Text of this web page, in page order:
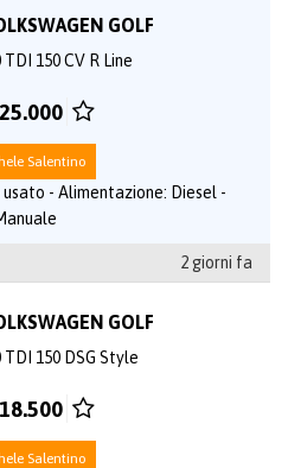
GOLF
TDI 150 CV R Line
Salentino
- Alimentazione: Diesel -
2 giorni fa
GOLF
TDI 150 DSG Style
Salentino